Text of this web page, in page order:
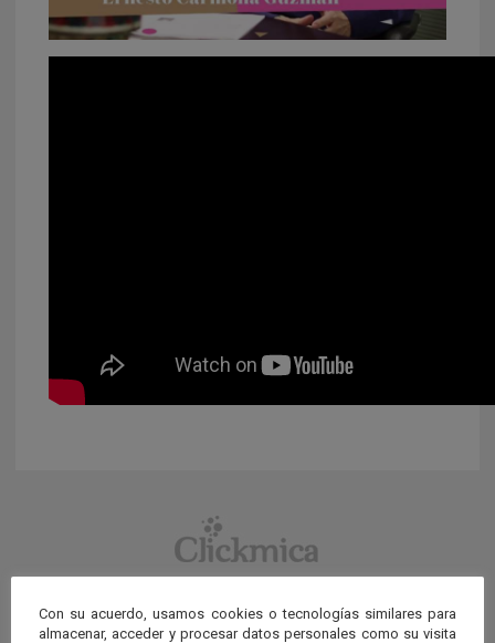
Con su acuerdo, usamos cookies o tecnologías similares para
almacenar, acceder y procesar datos personales como su visita